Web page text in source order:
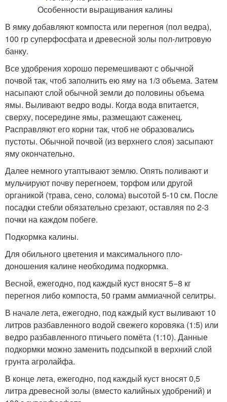
В ямку добавляют компоста или перегноя (пол ведра),
100 гр суперфосфата и древесной золы пол-литровую
банку.
Все удобрения хорошо перемешивают с обычной
почвой так, чтоб заполнить ею яму на 1/3 объема. Затем
насыпают слой обычной земли до половины объема
ямы. Выливают ведро воды. Когда вода впитается,
сверху, посередине ямы, размещают саженец.
Расправляют его корни так, чтоб не образовались
пустоты. Обычной почвой (из верхнего слоя) засыпают
яму окончательно.
Далее немного утаптывают землю. Опять поливают и
мульчируют почву перегноем, торфом или другой
органикой (трава, сено, солома) высотой 5-10 см. После
посадки стебли обязательно срезают, оставляя по 2-3
почки на каждом побеге.
Подкормка калины.
Для обильного цветения и максимального пло­
доношения ка­лине необходима подкормка.
Весной, ежегодно, под каждый куст вносят 5−8 кг
перегноя либо компоста, 50 грамм аммиачной селитры.
В начале лета, ежегодно, под каждый куст выливают 10
литров разбавленного водой свежего коровяка (1:5) или
ведро разбавленного птичьего помёта (1:10). Данные
подкормки можно заменить подсыпкой в верхний слой
грунта агролайфа.
В конце лета, ежегодно, под каждый куст вносят 0,5
литра древесной золы (вместо калийных удобрений) и